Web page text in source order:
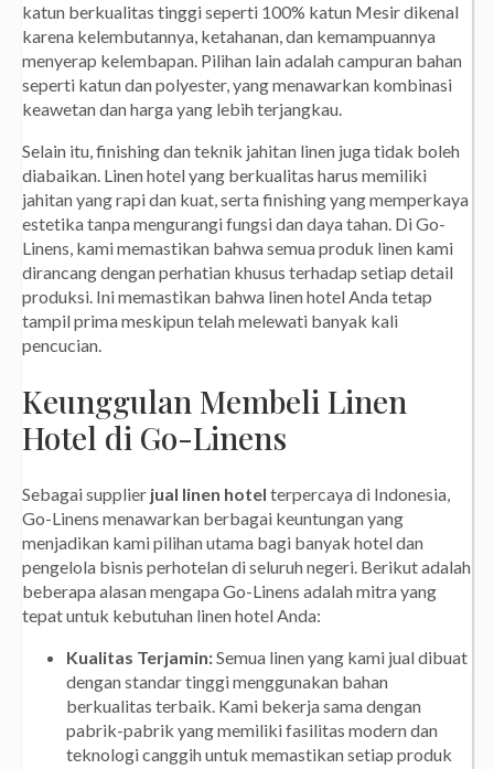
katun berkualitas tinggi seperti 100% katun Mesir dikenal
karena kelembutannya, ketahanan, dan kemampuannya
menyerap kelembapan. Pilihan lain adalah campuran bahan
seperti katun dan polyester, yang menawarkan kombinasi
keawetan dan harga yang lebih terjangkau.
Selain itu, finishing dan teknik jahitan linen juga tidak boleh
diabaikan. Linen hotel yang berkualitas harus memiliki
jahitan yang rapi dan kuat, serta finishing yang memperkaya
estetika tanpa mengurangi fungsi dan daya tahan. Di Go-
Linens, kami memastikan bahwa semua produk linen kami
dirancang dengan perhatian khusus terhadap setiap detail
produksi. Ini memastikan bahwa linen hotel Anda tetap
tampil prima meskipun telah melewati banyak kali
pencucian.
Keunggulan Membeli Linen
Hotel di Go-Linens
Sebagai supplier jual linen hotel terpercaya di Indonesia,
Go-Linens menawarkan berbagai keuntungan yang
menjadikan kami pilihan utama bagi banyak hotel dan
pengelola bisnis perhotelan di seluruh negeri. Berikut adalah
beberapa alasan mengapa Go-Linens adalah mitra yang
tepat untuk kebutuhan linen hotel Anda:
Kualitas Terjamin:Semua linen yang kami jual dibuat
dengan standar tinggi menggunakan bahan
berkualitas terbaik. Kami bekerja sama dengan
pabrik-pabrik yang memiliki fasilitas modern dan
teknologi canggih untuk memastikan setiap produk